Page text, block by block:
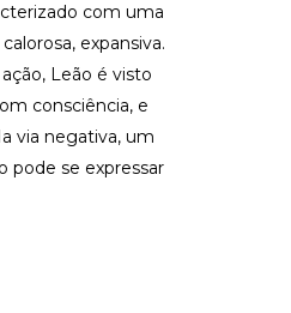
com uma
expansiva.
Leão é visto
consciência, e
via negativa, um
pode se expressar